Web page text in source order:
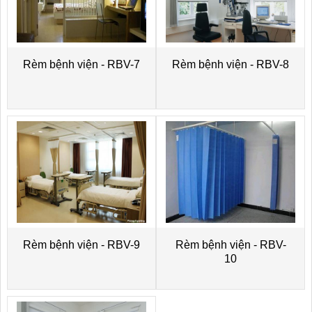
Rèm bệnh viện - RBV-7 Rèm bệnh viện - RBV-8
Rèm bệnh viện - RBV-9
Rèm bệnh viện - RBV-
10